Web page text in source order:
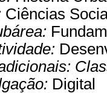
Ciências
Digital